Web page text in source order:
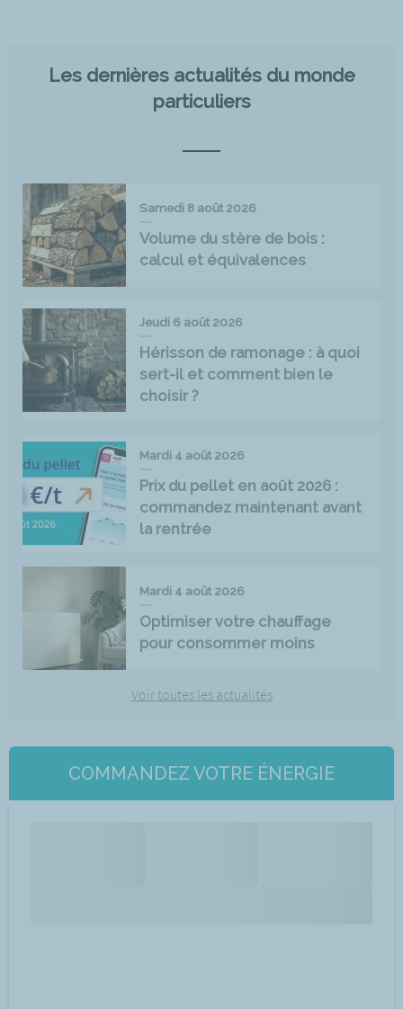
Les dernières actualités du monde
particuliers
Samedi 8 août 2026
Volume du stère de bois :
calcul et équivalences
Jeudi 6 août 2026
Hérisson de ramonage : à quoi
sert-il et comment bien le
choisir ?
Mardi 4 août 2026
Prix du pellet en août 2026 :
commandez maintenant avant
la rentrée
Mardi 4 août 2026
Optimiser votre chauffage
pour consommer moins
Voir toutes les actualités
COMMANDEZ VOTRE ÉNERGIE